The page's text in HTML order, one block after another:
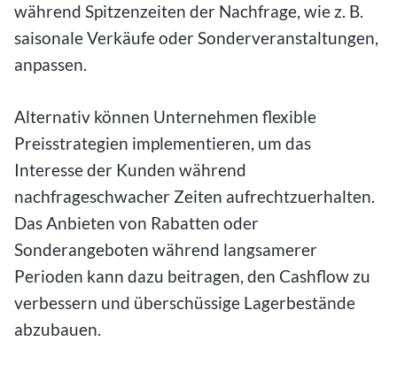
während Spitzenzeiten der Nachfrage, wie z. B.
saisonale Verkäufe oder Sonderveranstaltungen,
anpassen.
Alternativ können Unternehmen flexible
Preisstrategien implementieren, um das
Interesse der Kunden während
nachfrageschwacher Zeiten aufrechtzuerhalten.
Das Anbieten von Rabatten oder
Sonderangeboten während langsamerer
Perioden kann dazu beitragen, den Cashflow zu
verbessern und überschüssige Lagerbestände
abzubauen.